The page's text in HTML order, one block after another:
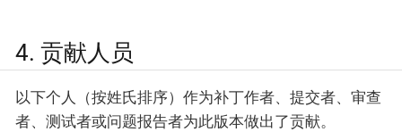
4. 贡献人员
以下个人（按姓氏排序）作为补丁作者、提交者、审查
者、测试者或问题报告者为此版本做出了贡献。